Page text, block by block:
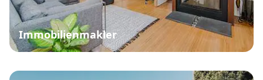
Immobilienmakler